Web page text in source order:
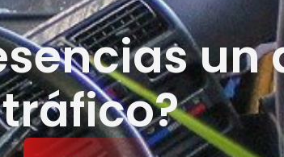
tráfico?